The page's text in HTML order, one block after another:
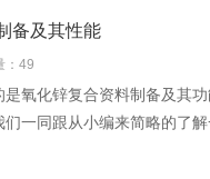
备及其性能
：49
氧化锌复合资料制备及其
们一同跟从小编来简略的了